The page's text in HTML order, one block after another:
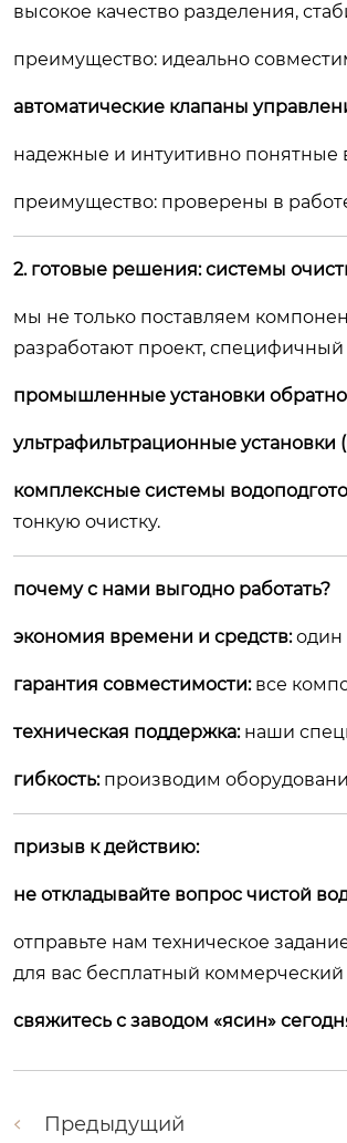
высокое качество разделения,
преимущество: идеально
автоматические клапаны
надежные и интуитивно понятные
преимущество: проверены в
2. готовые решения: системы
мы не только поставляем
разработают проект,
промышленные установки
ультрафильтрационные установки
комплексные системы
тонкую очистку.
почему с нами выгодно работать?
экономия времени и средств:один
гарантия совместимости:все
техническая поддержка:наши
гибкость:производим
призыв к действию:
не откладывайте вопрос чистой
отправьте нам техническое
для вас бесплатный
свяжитесь с заводом «ясин»
Предыдущий